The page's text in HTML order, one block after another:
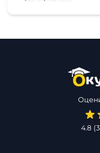
4.8(